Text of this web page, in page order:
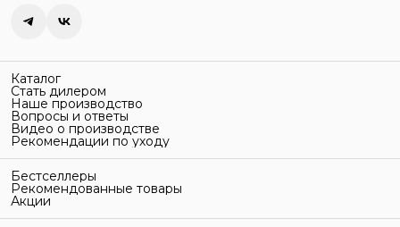
Каталог
Стать дилером
Наше производство
Вопросы и ответы
Видео о производстве
Рекомендации по уходу
Бестселлеры
Рекомендованные товары
Акции